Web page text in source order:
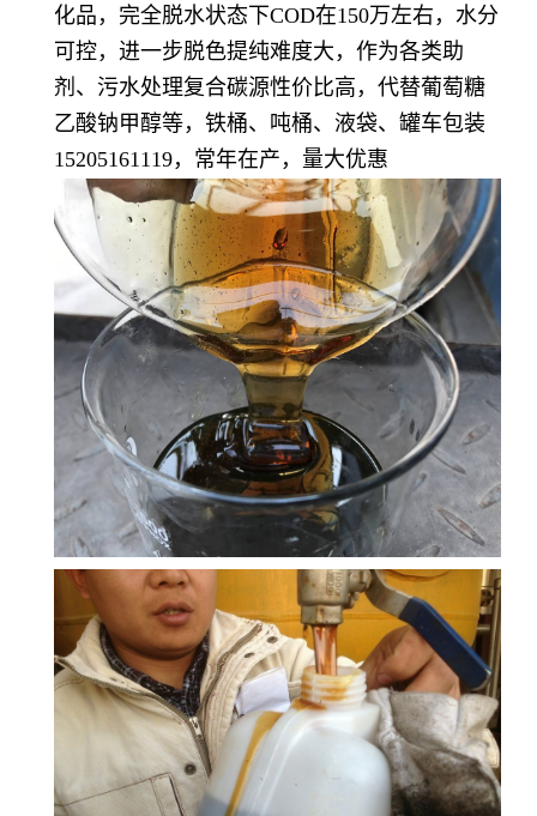
化品，完全脱水状态下COD在150万左右，水分
可控，进一步脱色提纯难度大，作为各类助
剂、污水处理复合碳源性价比高，代替葡萄糖
乙酸钠甲醇等，铁桶、吨桶、液袋、罐车包装
15205161119，常年在产，量大优惠